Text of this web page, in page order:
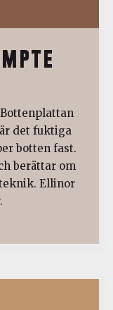
det fuktiga
botten fast.
berättar om
Ellinor